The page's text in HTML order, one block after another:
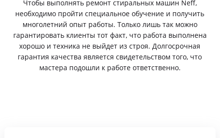
Чтобы выполнять ремонт стиральных машин Neff,
необходимо пройти специальное обучение и получить
многолетний опыт работы. Только лишь так можно
гарантировать клиенты тот факт, что работа выполнена
хорошо и техника не выйдет из строя. Долгосрочная
гарантия качества является свидетельством того, что
мастера подошли к работе ответственно.